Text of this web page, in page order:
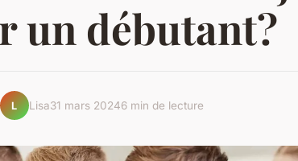
un débutant?
L Lisa31 mars 20246 min de lecture